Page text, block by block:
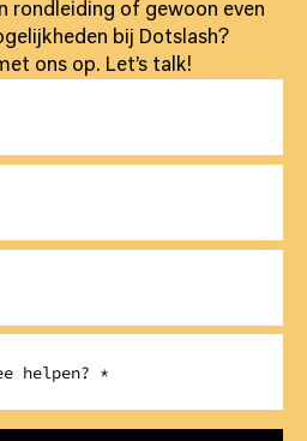
rondleiding of gewoon even
bij Dotslash?
ons op. Let’s talk!